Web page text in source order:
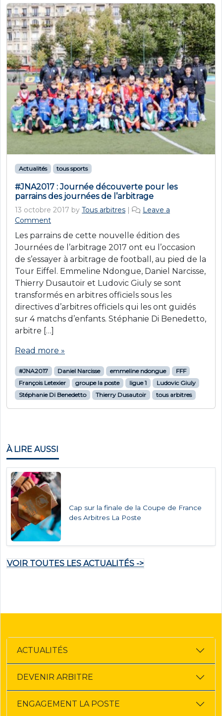
Actualités tous sports
#JNA2017 : Journée découverte pour les
parrains des journées de l’arbitrage
13 octobre 2017 by Tous arbitres |
Leave a
Comment
Les parrains de cette nouvelle édition des
Journées de l’arbitrage 2017 ont eu l’occasion
de s’essayer à arbitrage de football, au pied de la
Tour Eiffel. Emmeline Ndongue, Daniel Narcisse,
Thierry Dusautoir et Ludovic Giuly se sont
transformés en arbitres officiels sous les
directives d’arbitres officiels qui les ont guidés
sur 4 matchs d’enfants. Stéphanie Di Benedetto,
arbitre […]
Read more »
#JNA2017 Daniel Narcisse emmeline ndongue
FFF
François Letexier
groupe la poste ligue 1
Ludovic Giuly
Stéphanie Di Benedetto
Thierry Dusautoir tous arbitres
À LIRE AUSSI
Cap sur la finale de la Coupe de France
des Arbitres La Poste
VOIR TOUTES LES ACTUALITÉS ->
ACTUALITÉS
DEVENIR ARBITRE
ENGAGEMENT LA POSTE